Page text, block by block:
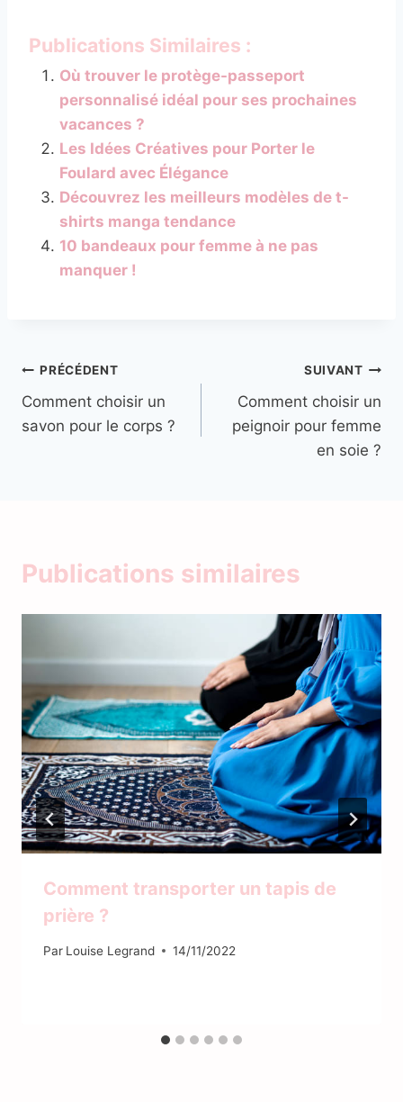
Publications Similaires :
Où trouver le protège-passeport
personnalisé idéal pour ses prochaines
vacances ?
Les Idées Créatives pour Porter le
Foulard avec Élégance
Découvrez les meilleurs modèles de t-
shirts manga tendance
10 bandeaux pour femme à ne pas
manquer !
Navigation
de
PRÉCÉDENT
Comment choisir un
savon pour le corps ?
SUIVANT
Comment choisir un
peignoir pour femme
en soie ?
Publications similaires
Comment transporter un tapis de
prière ?
Par Louise Legrand 14/11/2022